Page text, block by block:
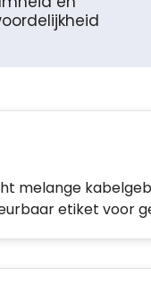
melange
etiket voor